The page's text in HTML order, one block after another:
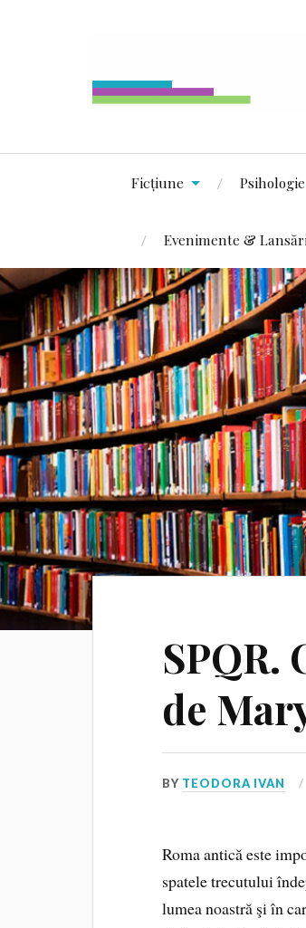
Ficțiune Psihologie
Evenimente &
SPQR.
de
BY TEODORA IVAN
Roma antică este
spatele trecutului
lumea noastră şi în